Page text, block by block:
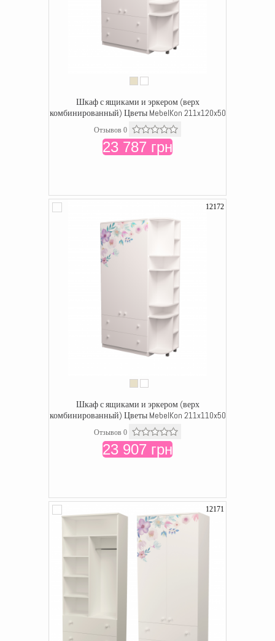
Шкаф с ящиками и эркером (верх
комбинированный) Цветы MebelKon 211x120x50
Отзывов 0
23 787 грн
12172
Шкаф с ящиками и эркером (верх
комбинированный) Цветы MebelKon 211x110x50
Отзывов 0
23 907 грн
12171